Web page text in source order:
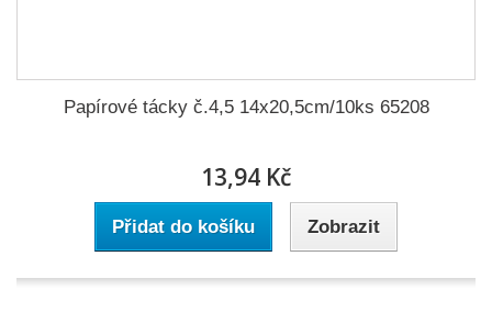
Papírové tácky č.4,5 14x20,5cm/10ks 65208
13,94 Kč
Přidat do košíku Zobrazit